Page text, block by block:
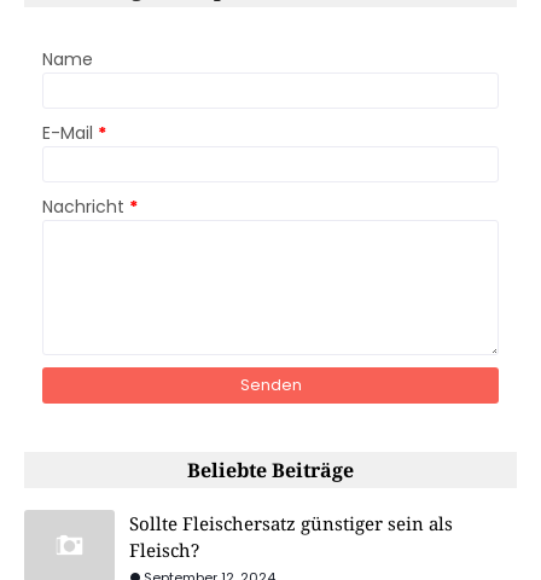
Name
E-Mail *
Nachricht *
Beliebte Beiträge
Sollte Fleischersatz günstiger sein als
Fleisch?